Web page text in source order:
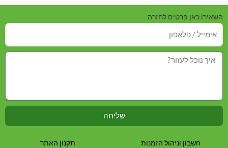
השאירו כאן פרטים לחזרה
שליחה
חשבון וניהול הזמנות תקנון האתר